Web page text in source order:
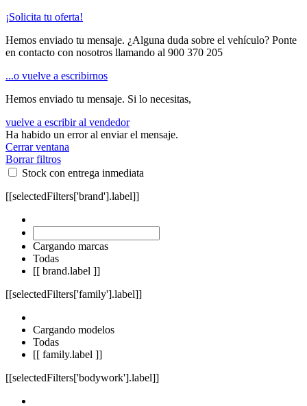
¡Solicita tu oferta!
Hemos enviado tu mensaje. ¿Alguna duda sobre el vehículo? Ponte
en contacto con nosotros llamando al 900 370 205
...o vuelve a escribirnos
Hemos enviado tu mensaje. Si lo necesitas,
vuelve a escribir al vendedor
Ha habido un error al enviar el mensaje.
Cerrar ventana
Borrar filtros
Stock con entrega inmediata
[[selectedFilters['brand'].label]]
Cargando marcas
Todas
[[ brand.label ]]
[[selectedFilters['family'].label]]
Cargando modelos
Todas
[[ family.label ]]
[[selectedFilters['bodywork'].label]]